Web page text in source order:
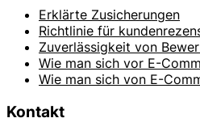
Erklärte Zusicherungen
Richtlinie für
Zuverlässigkeit von
Wie man sich vor E-
Wie man sich von E-
Kontakt